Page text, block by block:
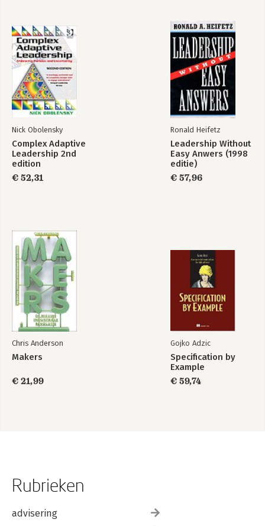
Bekijk alle boeken
Nick Obolensky
Complex Adaptive
Leadership 2nd
edition
€ 52,31
Ronald Heifetz
Leadership Without
Easy Anwers (1998
editie)
€ 57,96
Chris Anderson
Makers
€ 21,99
Gojko Adzic
Specification by
Example
€ 59,74
Rubrieken
advisering